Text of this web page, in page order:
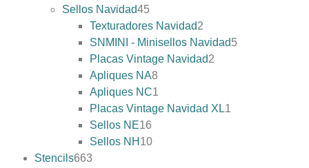
Sellos Navidad45
Texturadores Navidad2
SNMINI - Minisellos Navidad5
Placas Vintage Navidad2
Apliques NA8
Apliques NC1
Placas Vintage Navidad XL1
Sellos NE16
Sellos NH 10
Stencils663